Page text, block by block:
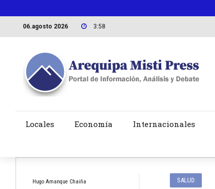
06.agosto 2026 3:58
Locales Economía Internacionales
Hugo Amanque Chaiña SALUD